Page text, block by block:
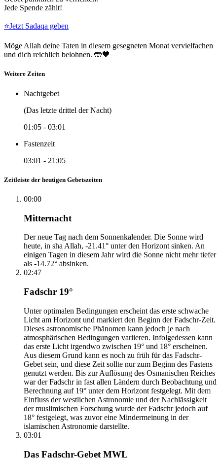
Jede Spende zählt!
⭐Jetzt Sadaqa geben
Möge Allah deine Taten in diesem gesegneten Monat vervielfachen
und dich reichlich belohnen. 🤲💙
Weitere Zeiten
Nachtgebet
(Das letzte drittel der Nacht)
01:05 - 03:01
Fastenzeit
03:01 - 21:05
Zeitleiste der heutigen Gebetszeiten
00:00
Mitternacht
Der neue Tag nach dem Sonnenkalender. Die Sonne wird
heute, in sha Allah, -21.41° unter den Horizont sinken. An
einigen Tagen in diesem Jahr wird die Sonne nicht mehr tiefer
als -14.72° absinken.
02:47
Fadschr 19°
Unter optimalen Bedingungen erscheint das erste schwache
Licht am Horizont und markiert den Beginn der Fadschr-Zeit.
Dieses astronomische Phänomen kann jedoch je nach
atmosphärischen Bedingungen variieren. Infolgedessen kann
das erste Licht irgendwo zwischen 19° und 18° erscheinen.
Aus diesem Grund kann es noch zu früh für das Fadschr-
Gebet sein, und diese Zeit sollte nur zum Beginn des Fastens
genutzt werden. Bis zur Auflösung des Osmanischen Reiches
war der Fadschr in fast allen Ländern durch Beobachtung und
Berechnung auf 19° unter dem Horizont festgelegt. Mit dem
Einfluss der westlichen Astronomie und der Nachlässigkeit
der muslimischen Forschung wurde der Fadschr jedoch auf
18° festgelegt, was zuvor eine Mindermeinung in der
islamischen Astronomie darstellte.
03:01
Das Fadschr-Gebet MWL